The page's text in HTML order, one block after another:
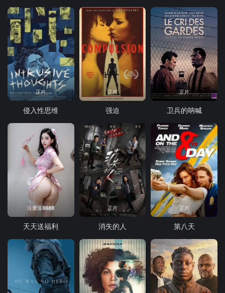
正片
侵入性思维
正片
强迫
正片
卫兵的呐喊
注册送8888
天天送福利
正片
消失的人
正片
第八天